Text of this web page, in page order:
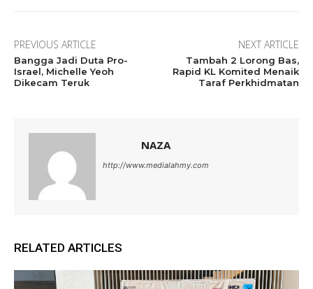
PREVIOUS ARTICLE
Bangga Jadi Duta Pro-
Israel, Michelle Yeoh
Dikecam Teruk
NEXT ARTICLE
Tambah 2 Lorong Bas,
Rapid KL Komited Menaik
Taraf Perkhidmatan
NAZA
http://www.medialahmy.com
RELATED ARTICLES